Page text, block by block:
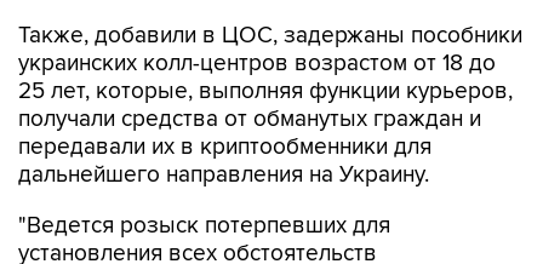
Также, добавили в ЦОС, задержаны пособники
украинских колл-центров возрастом от 18 до
25 лет, которые, выполняя функции курьеров,
получали средства от обманутых граждан и
передавали их в криптообменники для
дальнейшего направления на Украину.
"Ведется розыск потерпевших для
установления всех обстоятельств